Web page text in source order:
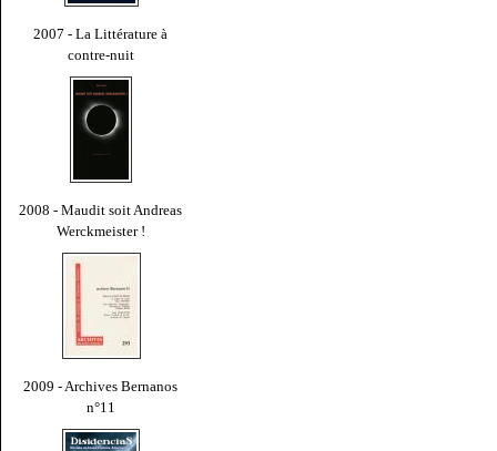
2007 - La Littérature à
contre-nuit
2008 - Maudit soit Andreas
Werckmeister !
2009 - Archives Bernanos
n°11